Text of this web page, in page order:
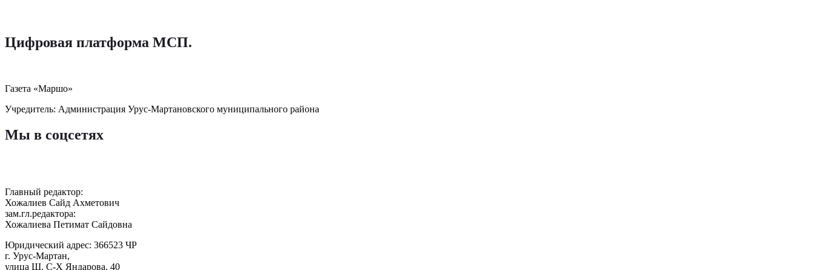
Цифровая платформа МСП.
Газета «Маршо»
Учредитель: Администрация Урус-Мартановского муниципального района
Мы в соцсетях
Главный редактор:
Хожалиев Сайд Ахметович
зам.гл.редактора:
Хожалиева Петимат Сайдовна
Юридический адрес: 366523 ЧР
г. Урус-Мартан,
улица Ш. С-Х Яндарова, 40